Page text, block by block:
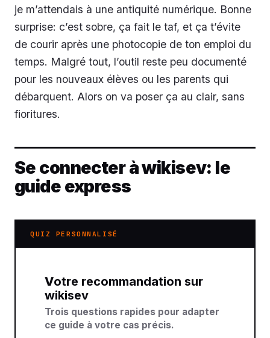
je m’attendais à une antiquité numérique. Bonne
surprise: c’est sobre, ça fait le taf, et ça t’évite
de courir après une photocopie de ton emploi du
temps. Malgré tout, l’outil reste peu documenté
pour les nouveaux élèves ou les parents qui
débarquent. Alors on va poser ça au clair, sans
fioritures.
Se connecter à wikisev: le
guide express
QUIZ PERSONNALISÉ
Votre recommandation sur
wikisev
Trois questions rapides pour adapter
ce guide à votre cas précis.